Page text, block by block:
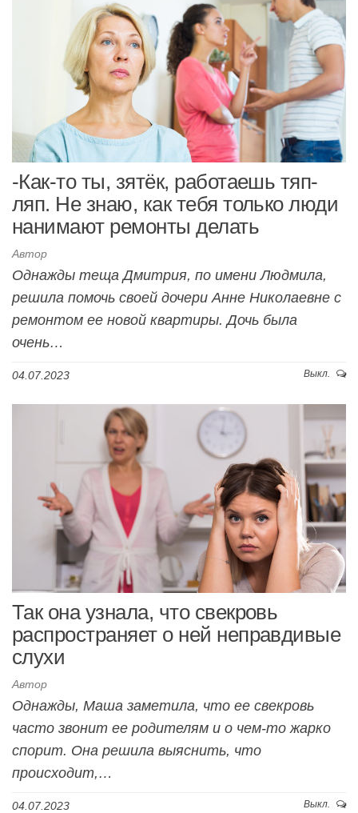
-Как-то ты, зятёк, работаешь тяп-
ляп. Не знаю, как тебя только люди
нанимают ремонты делать
Автор
Однажды теща Дмитрия, по имени Людмила,
решила помочь своей дочери Анне Николаевне с
ремонтом ее новой квартиры. Дочь была
очень…
04.07.2023 Выкл.
Так она узнала, что свекровь
распространяет о ней неправдивые
слухи
Автор
Однажды, Маша заметила, что ее свекровь
часто звонит ее родителям и о чем-то жарко
спорит. Она решила выяснить, что
происходит,…
04.07.2023 Выкл.